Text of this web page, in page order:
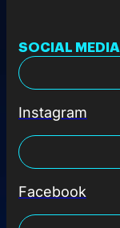
SOCIAL MEDIA
Instagram
Facebook